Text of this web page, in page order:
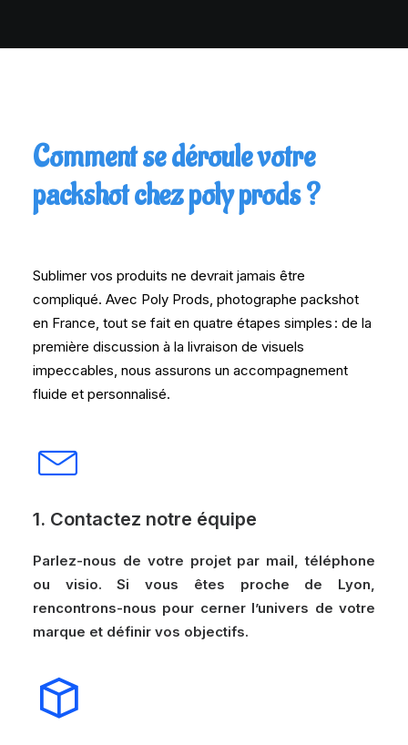
Comment se déroule votre
packshot chez poly prods ?
Sublimer vos produits ne devrait jamais être
compliqué. Avec Poly Prods, photographe packshot
en France, tout se fait en quatre étapes simples : de la
première discussion à la livraison de visuels
impeccables, nous assurons un accompagnement
fluide et personnalisé.
1. Contactez notre équipe
Parlez-nous de votre projet par mail, téléphone
ou visio.Si vous êtes proche de Lyon,
rencontrons-nous pour cerner l’univers de votre
marque et définir vos objectifs.